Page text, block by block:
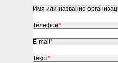
Имя или название
Телефон*
E-mail *
Текст*